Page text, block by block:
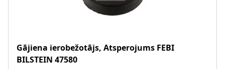
Gājiena ierobežotājs, Atsperojums FEBI
BILSTEIN 47580